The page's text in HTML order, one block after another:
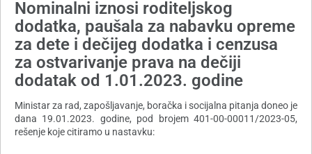
Nominalni iznosi roditeljskog
dodatka, paušala za nabavku opreme
za dete i dečijeg dodatka i cenzusa
za ostvarivanje prava na dečiji
dodatak od 1.01.2023. godine
Ministar za rad, zapošljavanje, boračka i socijalna pitanja doneo je
dana 19.01.2023. godine, pod brojem 401-00-00011/2023-05,
rešenje koje citiramo u nastavku: